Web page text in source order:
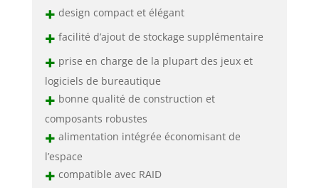
+ design compact et élégant
+ facilité d’ajout de stockage supplémentaire
+ prise en charge de la plupart des jeux et
logiciels de bureautique
+ bonne qualité de construction et
composants robustes
+ alimentation intégrée économisant de
l’espace
+ compatible avec RAID